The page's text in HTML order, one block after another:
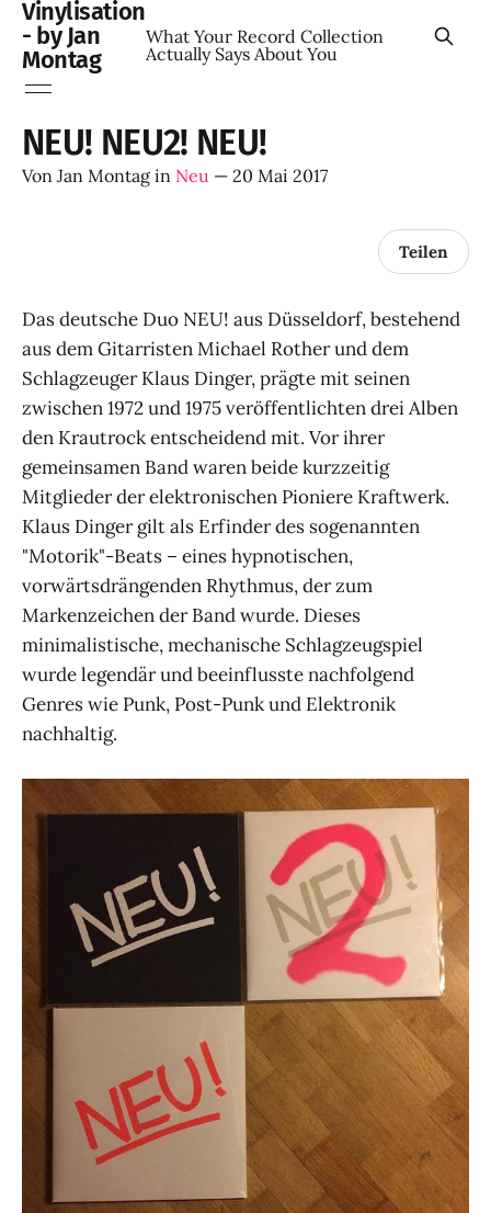
Vinylisation
- by Jan
Montag
What Your Record Collection
Actually Says About You
NEU! NEU2! NEU!
Von Jan Montag in Neu — 20 Mai 2017
Teilen
Das deutsche Duo NEU! aus Düsseldorf, bestehend
aus dem Gitarristen Michael Rother und dem
Schlagzeuger Klaus Dinger, prägte mit seinen
zwischen 1972 und 1975 veröffentlichten drei Alben
den Krautrock entscheidend mit. Vor ihrer
gemeinsamen Band waren beide kurzzeitig
Mitglieder der elektronischen Pioniere Kraftwerk.
Klaus Dinger gilt als Erfinder des sogenannten
"Motorik"-Beats – eines hypnotischen,
vorwärtsdrängenden Rhythmus, der zum
Markenzeichen der Band wurde. Dieses
minimalistische, mechanische Schlagzeugspiel
wurde legendär und beeinflusste nachfolgend
Genres wie Punk, Post-Punk und Elektronik
nachhaltig.